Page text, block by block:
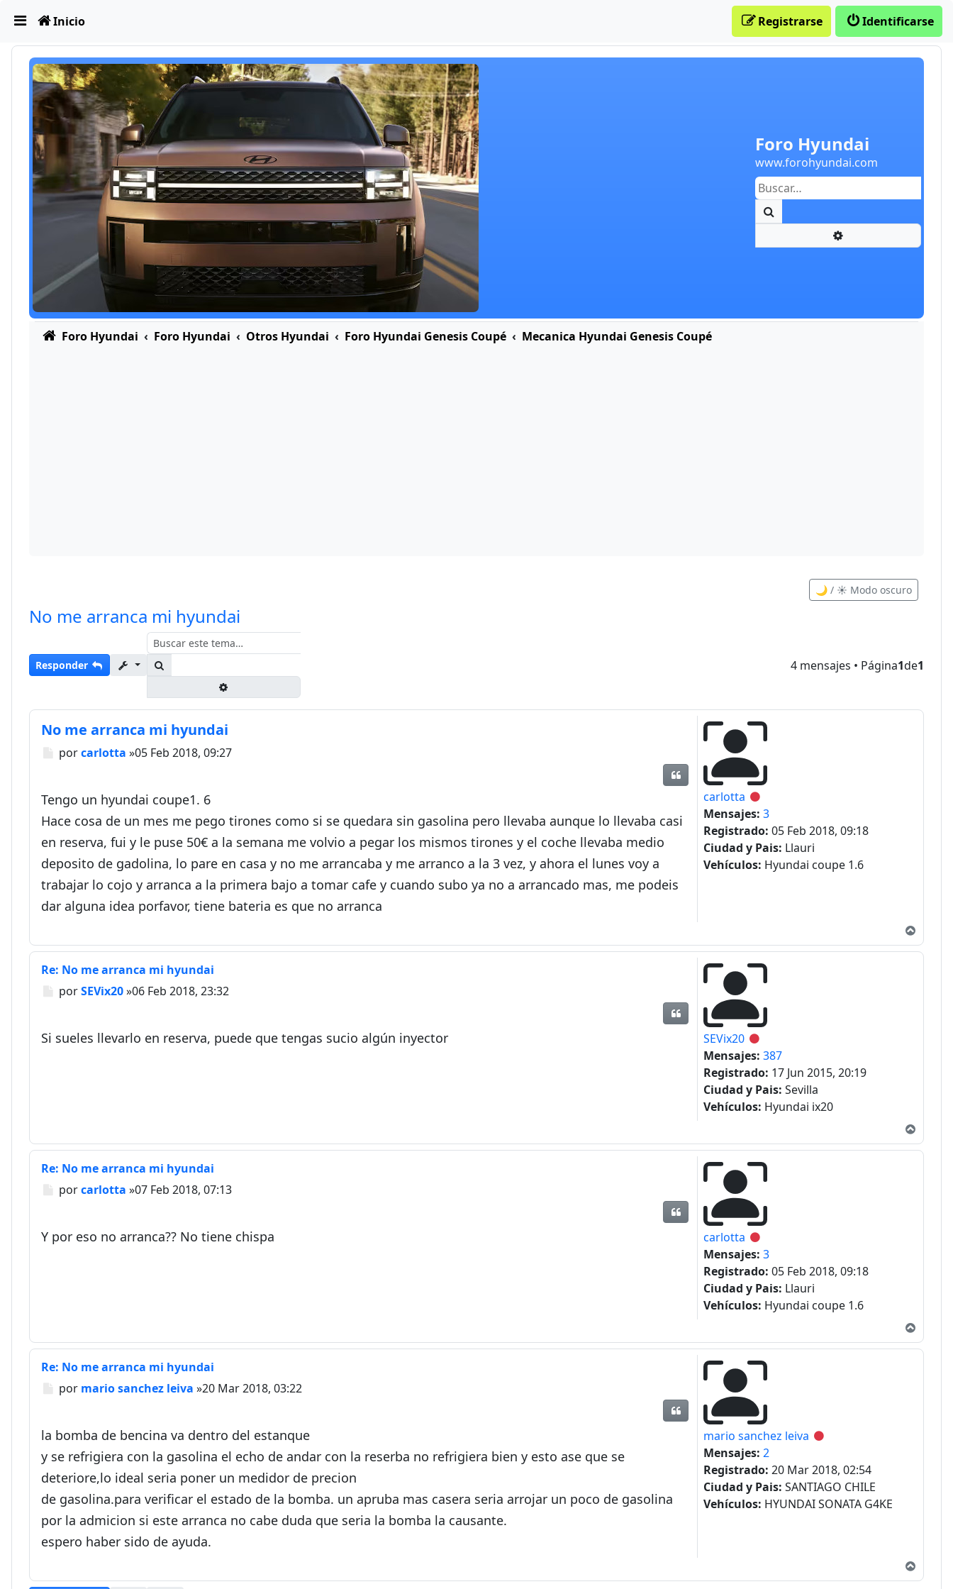
Obviar
Foro Hyundai
www.forohyundai.com
Inicio Identificarse
Registrarse
Foro Hyundai Foro Hyundai Otros Hyundai Foro Hyundai Genesis Coupé Mecanica Hyundai Genesis Coupé
🌙 / ☀️ Modo oscuro
No me arranca mi hyundai
Responder 4 mensajes • Página1de1
carlotta Desconectado
Mensajes: 3
Registrado: 05 Feb 2018, 09:18
Ciudad y Pais: Llauri
Vehículos: Hyundai coupe 1.6
No me arranca mi hyundai
Mensaje
porcarlotta »05 Feb 2018, 09:27
Tengo un hyundai coupe1. 6
Hace cosa de un mes me pego tirones como si se quedara sin gasolina pero llevaba aunque lo llevaba casi
en reserva, fui y le puse 50€ a la semana me volvio a pegar los mismos tirones y el coche llevaba medio
deposito de gadolina, lo pare en casa y no me arrancaba y me arranco a la 3 vez, y ahora el lunes voy a
trabajar lo cojo y arranca a la primera bajo a tomar cafe y cuando subo ya no a arrancado mas, me podeis
dar alguna idea porfavor, tiene bateria es que no arranca
SEVix20 Desconectado
Mensajes: 387
Registrado: 17 Jun 2015, 20:19
Ciudad y Pais: Sevilla
Vehículos: Hyundai ix20
Re: No me arranca mi hyundai
Mensaje
porSEVix20»06 Feb 2018, 23:32
Citar
Si sueles llevarlo en reserva, puede que tengas sucio algún inyector
carlotta Desconectado
Mensajes: 3
Registrado: 05 Feb 2018, 09:18
Ciudad y Pais: Llauri
Vehículos: Hyundai coupe 1.6
Re: No me arranca mi hyundai
Mensaje
porcarlotta »07 Feb 2018, 07:13
Citar
Y por eso no arranca?? No tiene chispa
mario sanchez leiva Desconectado
Mensajes: 2
Registrado: 20 Mar 2018, 02:54
Ciudad y Pais: SANTIAGO CHILE
Vehículos: HYUNDAI SONATA G4KE
Re: No me arranca mi hyundai
Mensaje
por mario sanchez leiva »20 Mar 2018, 03:22
Citar
la bomba de bencina va dentro del estanque
y se refrigiera con la gasolina el echo de andar con la reserba no refrigiera bien y esto ase que se
deteriore,lo ideal seria poner un medidor de precion
de gasolina.para verificar el estado de la bomba. un apruba mas casera seria arrojar un poco de gasolina
por la admicion si este arranca no cabe duda que seria la bomba la causante.
espero haber sido de ayuda.